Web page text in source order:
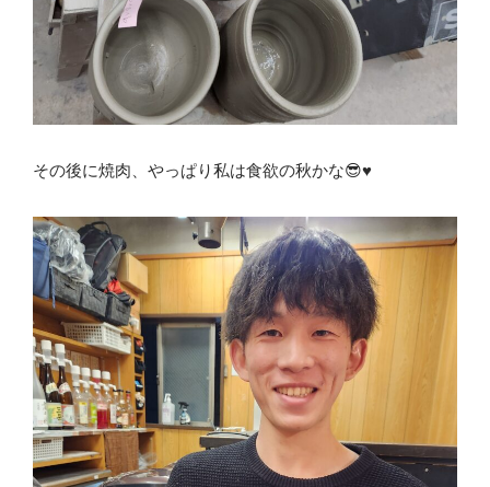
その後に焼肉、やっぱり私は食欲の秋かな😎♥